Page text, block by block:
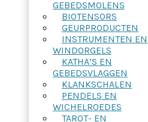
GEBEDSMOLENS
BIOTENSORS
GEURPRODUCTEN
INSTRUMENTEN EN
WINDORGELS
KATHA’S EN
GEBEDSVLAGGEN
KLANKSCHALEN
PENDELS EN
WICHELROEDES
TAROT- EN